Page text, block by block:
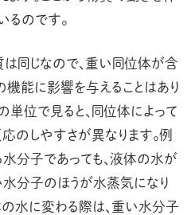
るのです。
同じなので、重い同位体が含
能に影響を与えることはあり
単位で見ると、同位体によって
のしやすさが異なります。例
分子であっても、液体の水が
分子のほうが水蒸気になり
水に変わる際は、重い水分子